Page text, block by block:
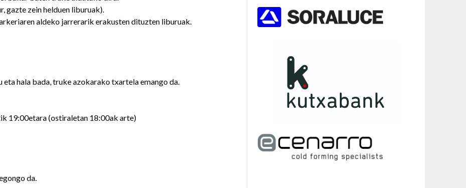
gazte zein helduen liburuak).
aldeko jarrerarik erakusten dituzten liburuak.
hala bada, truke azokarako txartela emango da.
19:00etara (ostiraletan 18:00ak arte)
da.